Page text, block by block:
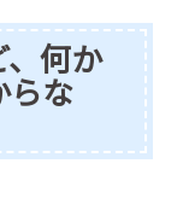
、何か
らな